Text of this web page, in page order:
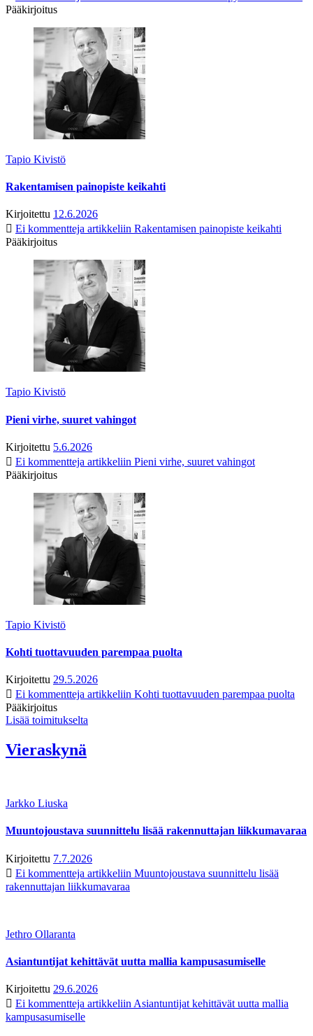
Pääkirjoitus
Tapio Kivistö
Rakentamisen painopiste keikahti
Kirjoitettu 12.6.2026
Ei kommentteja artikkeliin Rakentamisen painopiste keikahti
Pääkirjoitus
Tapio Kivistö
Pieni virhe, suuret vahingot
Kirjoitettu 5.6.2026
Ei kommentteja artikkeliin Pieni virhe, suuret vahingot
Pääkirjoitus
Tapio Kivistö
Kohti tuottavuuden parempaa puolta
Kirjoitettu 29.5.2026
Ei kommentteja artikkeliin Kohti tuottavuuden parempaa puolta
Pääkirjoitus
Lisää toimitukselta
Vieraskynä
Jarkko Liuska
Muuntojoustava suunnittelu lisää rakennuttajan liikkumavaraa
Kirjoitettu 7.7.2026
Ei kommentteja artikkeliin Muuntojoustava suunnittelu lisää
rakennuttajan liikkumavaraa
Jethro Ollaranta
Asiantuntijat kehittävät uutta mallia kampusasumiselle
Kirjoitettu 29.6.2026
Ei kommentteja artikkeliin Asiantuntijat kehittävät uutta mallia
kampusasumiselle